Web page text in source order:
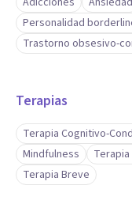
Personalidad
Trastorno obsesivo-
Terapias
Terapia Cognitivo-
Mindfulness
Terapia Breve